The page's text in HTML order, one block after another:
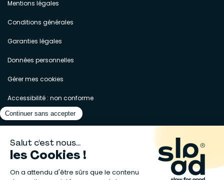
Mentions légales
Conditions générales
Garanties légales
Données personnelles
Gérer mes cookies
Accessibilité : non conforme